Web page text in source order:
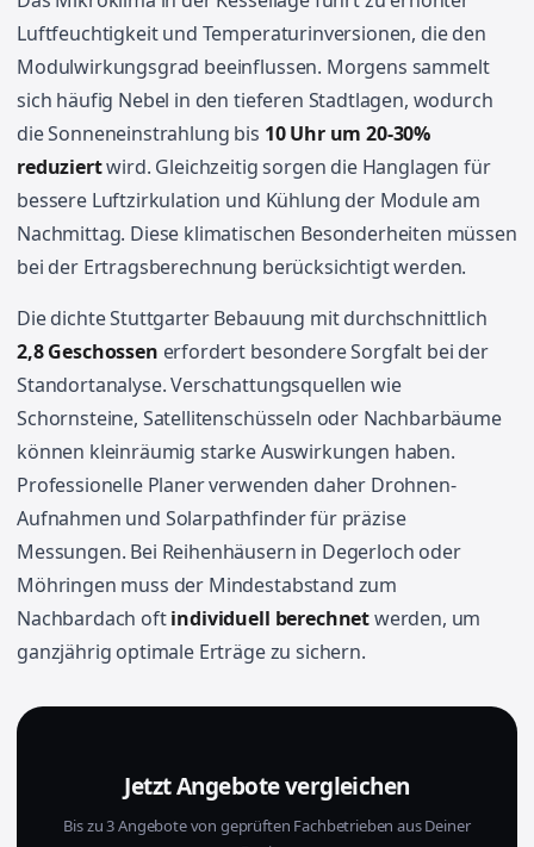
Luftfeuchtigkeit und Temperaturinversionen, die den
Modulwirkungsgrad beeinflussen. Morgens sammelt
sich häufig Nebel in den tieferen Stadtlagen, wodurch
die Sonneneinstrahlung bis 10 Uhr um 20-30%
reduziertwird. Gleichzeitig sorgen die Hanglagen für
bessere Luftzirkulation und Kühlung der Module am
Nachmittag. Diese klimatischen Besonderheiten müssen
bei der Ertragsberechnung berücksichtigt werden.
Die dichte Stuttgarter Bebauung mit durchschnittlich
2,8 Geschossen erfordert besondere Sorgfalt bei der
Standortanalyse. Verschattungsquellen wie
Schornsteine, Satellitenschüsseln oder Nachbarbäume
können kleinräumig starke Auswirkungen haben.
Professionelle Planer verwenden daher Drohnen-
Aufnahmen und Solarpathfinder für präzise
Messungen. Bei Reihenhäusern in Degerloch oder
Möhringen muss der Mindestabstand zum
Nachbardach oftindividuell berechnetwerden, um
ganzjährig optimale Erträge zu sichern.
Jetzt Angebote vergleichen
Bis zu 3 Angebote von geprüften Fachbetrieben aus Deiner